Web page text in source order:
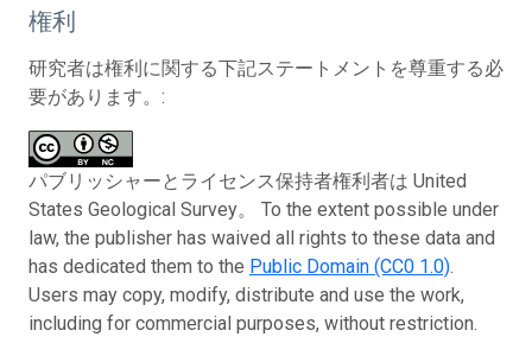
権利
研究者は権利に関する下記ステートメントを尊重する必
要があります。:
パブリッシャーとライセンス保持者権利者は United
States Geological Survey。 To the extent possible under
law, the publisher has waived all rights to these data and
has dedicated them to the Public Domain (CC0 1.0).
Users may copy, modify, distribute and use the work,
including for commercial purposes, without restriction.